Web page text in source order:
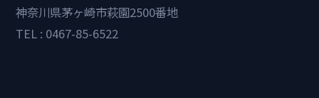
神奈川県茅ヶ崎市萩園2500番地
TEL : 0467-85-6522